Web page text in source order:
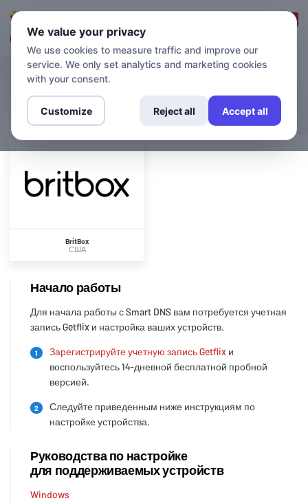
BritBox
BritBox
США
Начало работы
Для начала работы с Smart DNS вам потребуется учетная
запись Getflix и настройка ваших устройств.
1 Зарегистрируйте учетную запись Getflixи
воспользуйтесь 14-дневной бесплатной пробной
версией.
2
Следуйте приведенным ниже инструкциям по
настройке устройства.
Руководства по настройке
для поддерживаемых устройств
Windows
We value your privacy
We use cookies to measure traffic and improve our
service. We only set analytics and marketing cookies
with your consent.
Customize Reject all Accept all